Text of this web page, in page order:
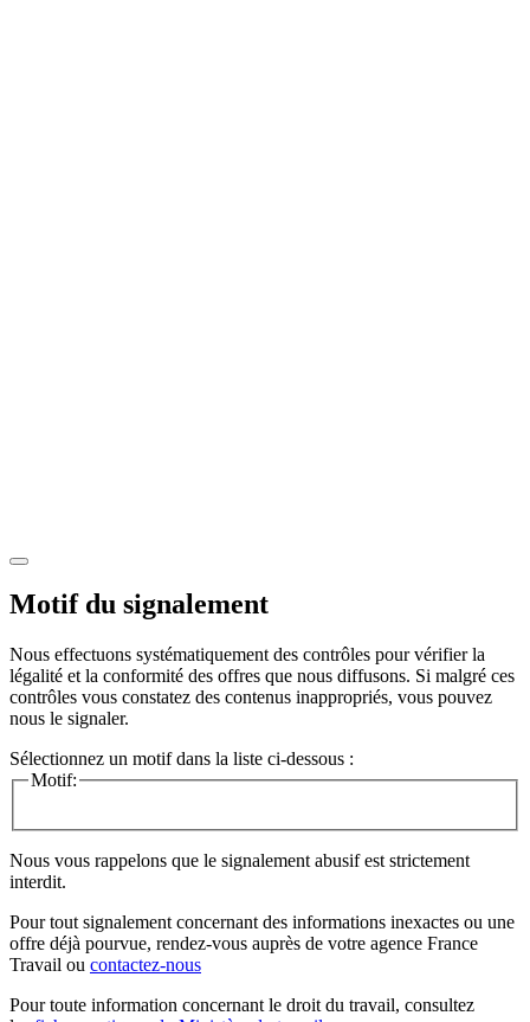
Motif du signalement
Nous effectuons systématiquement des contrôles pour vérifier la
légalité et la conformité des offres que nous diffusons. Si malgré ces
contrôles vous constatez des contenus inappropriés, vous pouvez
nous le signaler.
Sélectionnez un motif dans la liste ci-dessous :
Motif:
Nous vous rappelons que le signalement abusif est strictement
interdit.
Pour tout signalement concernant des informations inexactes ou une
offre déjà pourvue, rendez-vous auprès de votre agence France
Travail ou contactez-nous
Pour toute information concernant le droit du travail, consultez